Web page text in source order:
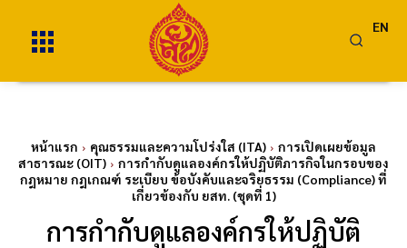
EN
หน้าแรก คุณธรรมและความโปร่งใส (ITA)
การเปิดเผยข้อมูล
สาธารณะ (OIT)
การกำกับดูแลองค์กรให้ปฏิบัติภารกิจในกรอบของ
กฎหมาย กฎเกณฑ์ ระเบียบ ข้อบังคับและจริยธรรม (Compliance) ที่
เกี่ยวข้องกับ ยสท. (ชุดที่ 1)
การกำกับดูแลองค์กรให้ปฏิบัติ